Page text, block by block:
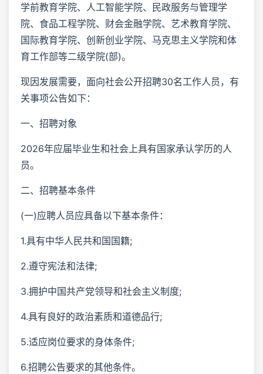
学前教育学院、人工智能学院、民政服务与管理学
院、食品工程学院、财会金融学院、艺术教育学院、
国际教育学院、创新创业学院、马克思主义学院和体
育工作部等二级学院(部)。
现因发展需要，面向社会公开招聘30名工作人员，有
关事项公告如下：
一、招聘对象
2026年应届毕业生和社会上具有国家承认学历的人
员。
二、招聘基本条件
(一)应聘人员应具备以下基本条件：
1.具有中华人民共和国国籍;
2.遵守宪法和法律;
3.拥护中国共产党领导和社会主义制度;
4.具有良好的政治素质和道德品行;
5.适应岗位要求的身体条件;
6.招聘公告要求的其他条件。